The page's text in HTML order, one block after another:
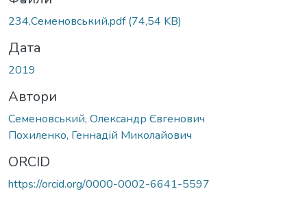
234,Семеновський.pdf(74,54 KB)
Дата
2019
Автори
Семеновський, Олександр Євгенович
Похиленко, Геннадій Миколайович
ORCID
https://orcid.org/0000-0002-6641-5597